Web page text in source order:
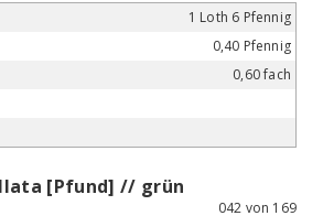
1 Loth 6 Pfennig
0,40 Pfennig
0,60 fach
[Pfund] // grün
042 von 169